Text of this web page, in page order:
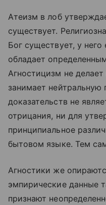
Атеизм в лоб
существует.
Бог существует, у
обладает
Агностицизм не
занимает нейтральную
доказательств не
отрицания, ни для
принципиальное
бытовом языке. Тем
Агностики же
эмпирические данные
признают